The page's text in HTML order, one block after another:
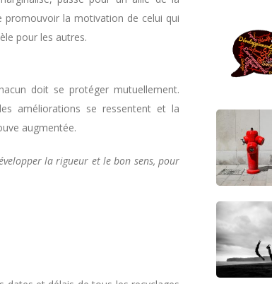
promouvoir la motivation de celui qui
pour les autres.
doit se protéger mutuellement.
améliorations se ressentent et la
augmentée.
la rigueur et le bon sens, pour